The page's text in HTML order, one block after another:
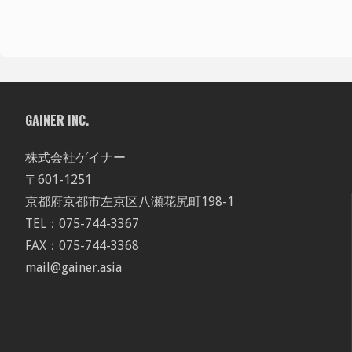
GAINER INC.
株式会社ゲイナー
〒601-1251
京都府京都市左京区八瀬花尻町198-1
TEL：075-744-3367
FAX：075-744-3368
mail@gainer.asia